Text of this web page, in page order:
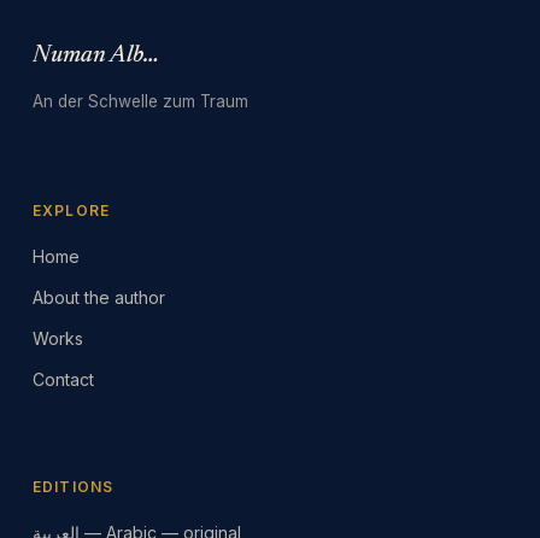
Numan Albarbari
An der Schwelle zum Traum
EXPLORE
Home
About the author
Works
Contact
EDITIONS
العربية — Arabic — original